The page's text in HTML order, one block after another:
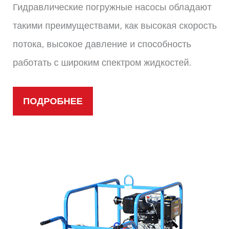
Гидравлические погружные насосы обладают
такими преимуществами, как высокая скорость
потока, высокое давление и способность
работать с широким спектром жидкостей.
ПОДРОБНЕЕ